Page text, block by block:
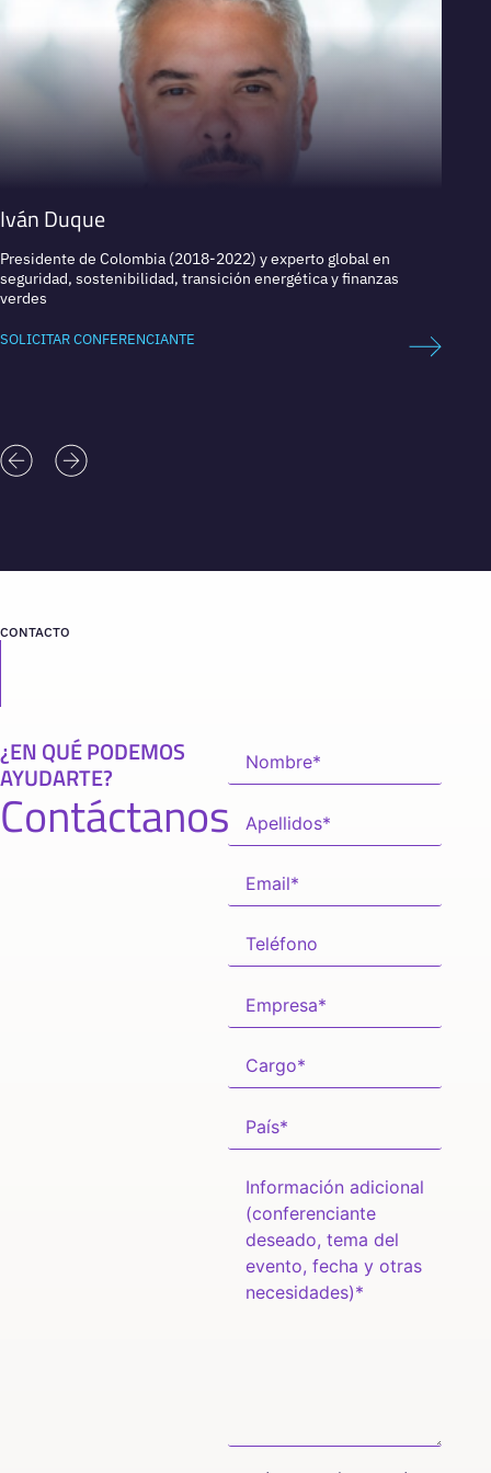
Iván Duque
Presidente de Colombia (2018-2022) y experto global en
seguridad, sostenibilidad, transición energética y finanzas
verdes
SOLICITAR CONFERENCIANTE
CONTACTO
¿EN QUÉ PODEMOS
AYUDARTE?
Contáctanos